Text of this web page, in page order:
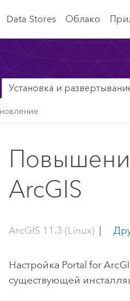
Data Stores Облако
Установка и
ArcGIS
ArcGIS 11.3 (Linux) |
Настройка Portal for
существующей